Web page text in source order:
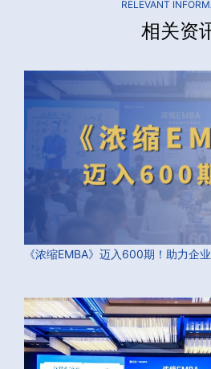
RELEVANT
相关资
《浓缩EMBA》迈入600期！助力企